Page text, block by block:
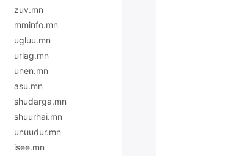
zuv.mn
mminfo.mn
ugluu.mn
urlag.mn
unen.mn
asu.mn
shudarga.mn
shuurhai.mn
unuudur.mn
isee.mn